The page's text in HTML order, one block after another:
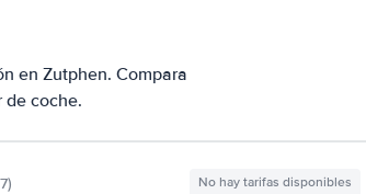
en Zutphen. Compara
de coche.
No hay tarifas disponibles